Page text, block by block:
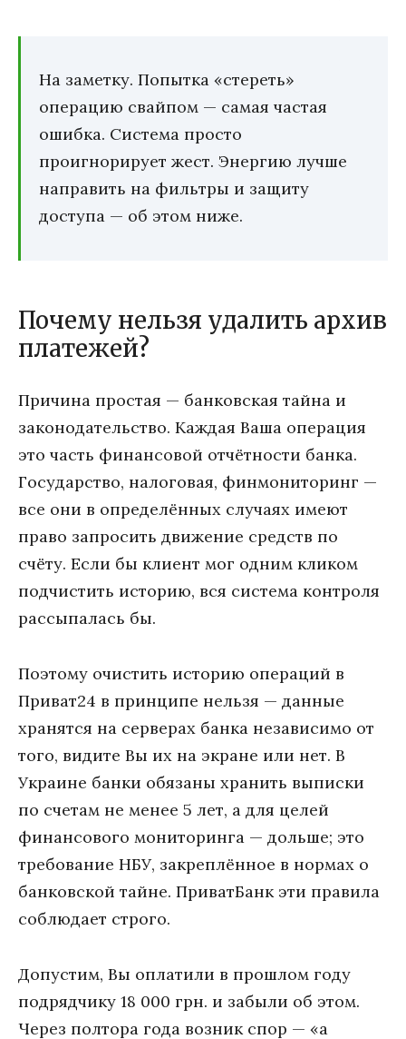
На заметку. Попытка «стереть»
операцию свайпом — самая частая
ошибка. Система просто
проигнорирует жест. Энергию лучше
направить на фильтры и защиту
доступа — об этом ниже.
Почему нельзя удалить архив
платежей?
Причина простая — банковская тайна и
законодательство. Каждая Ваша операция
это часть финансовой отчётности банка.
Государство, налоговая, финмониторинг —
все они в определённых случаях имеют
право запросить движение средств по
счёту. Если бы клиент мог одним кликом
подчистить историю, вся система контроля
рассыпалась бы.
Поэтому очистить историю операций в
Приват24 в принципе нельзя — данные
хранятся на серверах банка независимо от
того, видите Вы их на экране или нет. В
Украине банки обязаны хранить выписки
по счетам не менее 5 лет, а для целей
финансового мониторинга — дольше; это
требование НБУ, закреплённое в нормах о
банковской тайне. ПриватБанк эти правила
соблюдает строго.
Допустим, Вы оплатили в прошлом году
подрядчику 18 000 грн. и забыли об этом.
Через полтора года возник спор — «а